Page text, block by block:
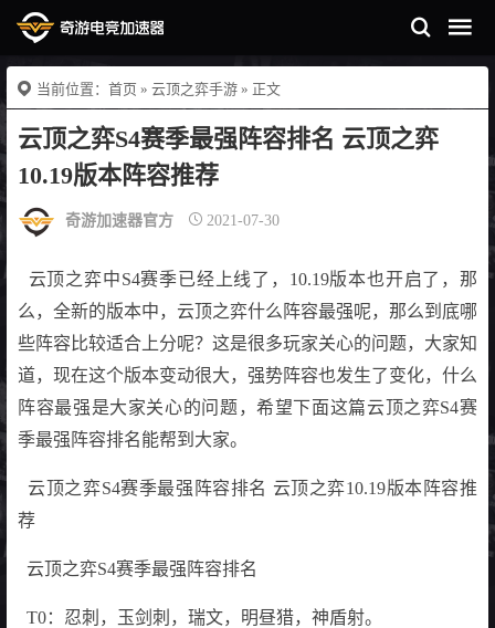
当前位置： 首页 » 云顶之弈手游 » 正文
云顶之弈S4赛季最强阵容排名 云顶之弈
10.19版本阵容推荐
奇游加速器官方 2021-07-30
云顶之弈中S4赛季已经上线了，10.19版本也开启了，那
么，全新的版本中，云顶之弈什么阵容最强呢，那么到底哪
些阵容比较适合上分呢？这是很多玩家关心的问题，大家知
道，现在这个版本变动很大，强势阵容也发生了变化，什么
阵容最强是大家关心的问题，希望下面这篇云顶之弈S4赛
季最强阵容排名能帮到大家。
云顶之弈S4赛季最强阵容排名 云顶之弈10.19版本阵容推
荐
云顶之弈S4赛季最强阵容排名
T0：忍刺，玉剑刺，瑞文，明昼猎，神盾射。